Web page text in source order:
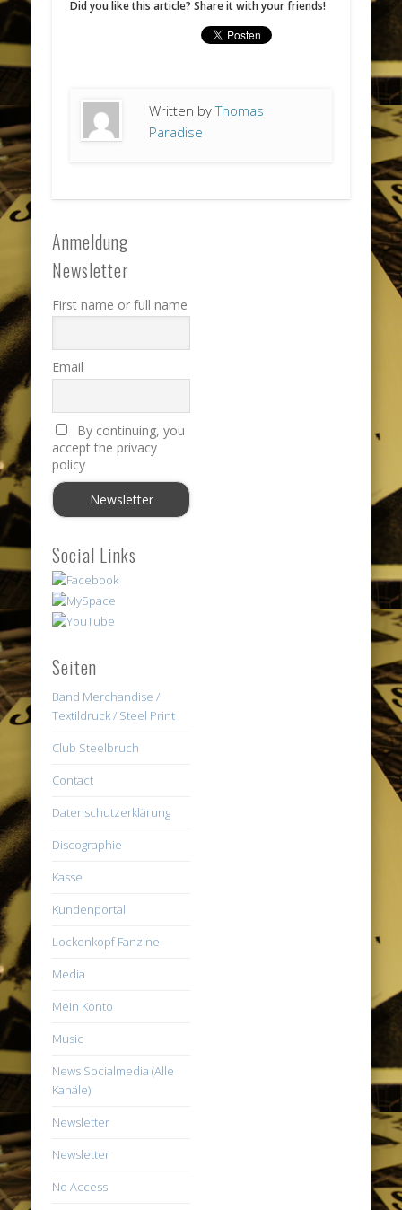
Did you like this article? Share it with your friends!
Written byThomas
Paradise
Anmeldung
Newsletter
First name or full name
Email
By continuing, you
accept the privacy
policy
Social Links
Seiten
Band Merchandise /
Textildruck / Steel Print
Club Steelbruch
Contact
Datenschutzerklärung
Discographie
Kasse
Kundenportal
Lockenkopf Fanzine
Media
Mein Konto
Music
News Socialmedia (Alle
Kanäle)
Newsletter
Newsletter
No Access